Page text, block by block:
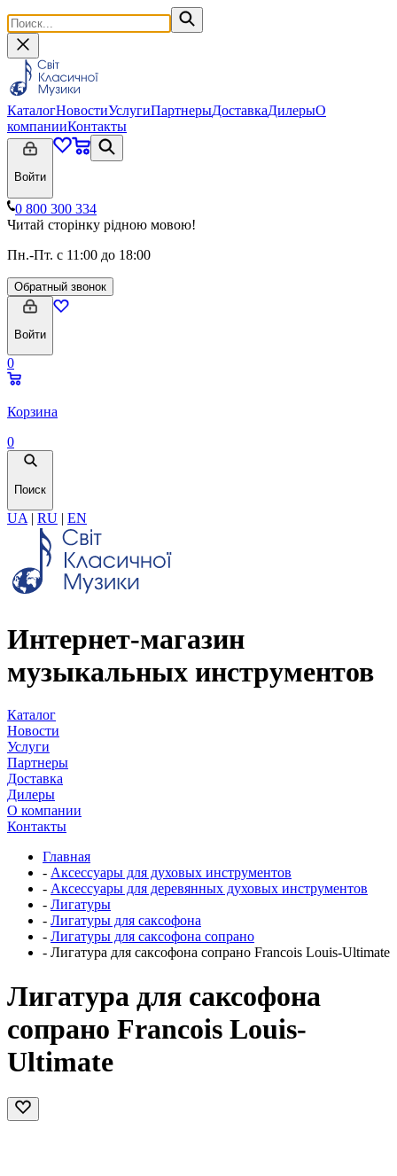
КаталогНовостиУслугиПартнерыДоставкаДилерыО
компанииКонтакты
Войти
0 800 300 334
Читай сторінку рідною мовою!
Пн.-Пт. с 11:00 до 18:00
Обратный звонок
Войти
0
Корзина
0
Поиск
UA | RU | EN
Интернет-магазин
музыкальных инструментов
Каталог
Новости
Услуги
Партнеры
Доставка
Дилеры
О компании
Контакты
Главная
- Аксессуары для духовых инструментов
- Аксессуары для деревянных духовых инструментов
- Лигатуры
- Лигатуры для саксофона
- Лигатуры для саксофона сопрано
- Лигатура для саксофона сопрано Francois Louis-Ultimate
Лигатура для саксофона
сопрано Francois Louis-
Ultimate